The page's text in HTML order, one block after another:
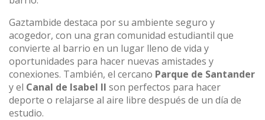
Gaztambide destaca por su ambiente seguro y
acogedor, con una gran comunidad estudiantil que
convierte al barrio en un lugar lleno de vida y
oportunidades para hacer nuevas amistades y
conexiones. También, el cercano Parque de Santander
y el Canal de Isabel II son perfectos para hacer
deporte o relajarse al aire libre después de un día de
estudio.